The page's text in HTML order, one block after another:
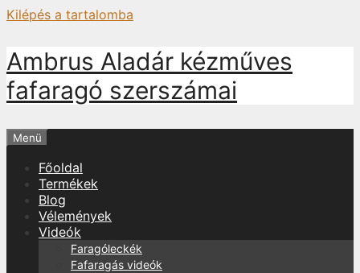
Kilépés a tartalomba
Ambrus Aladár kézműves
fafaragó szerszámai
Menü
Főoldal
Termékek
Blog
Vélemények
Videók
Faragóleckék
Fafaragás videók